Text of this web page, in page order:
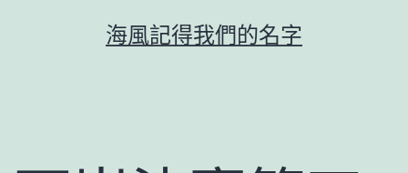
海風記得我們的名字